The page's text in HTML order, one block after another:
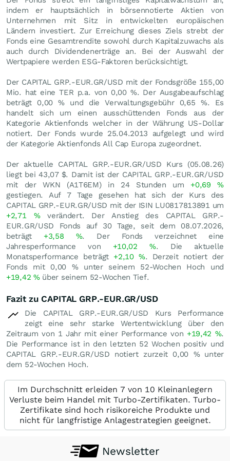
indem er hauptsächlich in börsennotierte Aktien von
Unternehmen mit Sitz in entwickelten europäischen
Ländern investiert. Zur Erreichung dieses Ziels strebt der
Fonds eine Gesamtrendite sowohl durch Kapitalzuwachs als
auch durch Dividendenerträge an. Bei der Auswahl der
Wertpapiere werden ESG-Faktoren berücksichtigt.
Der CAPITAL GRP.-EUR.GR/USD mit der Fondsgröße 155,00
Mio. hat eine TER p.a. von 0,00 %. Der Ausgabeaufschlag
beträgt 0,00 % und die Verwaltungsgebühr 0,65 %. Es
handelt sich um einen ausschüttenden Fonds aus der
Kategorie Aktienfonds welcher in der Währung US-Dollar
notiert. Der Fonds wurde 25.04.2013 aufgelegt und wird
der Kategorie Aktienfonds All Cap Europa zugeordnet.
Der aktuelle CAPITAL GRP.-EUR.GR/USD Kurs (05.08.26)
liegt bei 43,07 $. Damit ist der CAPITAL GRP.-EUR.GR/USD
mit der WKN (A1T6EM) in 24 Stunden um +0,69%
gestiegen. Auf 7 Tage gesehen hat sich der Kurs des
CAPITAL GRP.-EUR.GR/USD mit der ISIN LU0817813891 um
+2,71 %verändert. Der Anstieg des CAPITAL GRP.-
EUR.GR/USD Fonds auf 30 Tage, seit dem 08.07.2026,
beträgt +3,58 %. Der Fonds verzeichnet eine
Jahresperformance von +10,02%. Die aktuelle
Monatsperformance beträgt +2,10 %. Derzeit notiert der
Fonds mit 0,00 %unter seinem 52-Wochen Hoch und
+19,42 %über seinem 52-Wochen Tief.
Fazit zu CAPITAL GRP.-EUR.GR/USD
Die CAPITAL GRP.-EUR.GR/USD Kurs Performance
zeigt eine sehr starke Wertentwicklung über den
Zeitraum von 1 Jahr mit einer Performance von +19,42 %.
Die Performance ist in den letzten 52 Wochen positiv und
CAPITAL GRP.-EUR.GR/USD notiert zurzeit 0,00 %unter
dem 52-Wochen Hoch.
Im Durchschnitt erleiden 7 von 10 Kleinanlegern
Verluste beim Handel mit Turbo-Zertifikaten. Turbo-
Zertifikate sind hoch risikoreiche Produkte und
nicht für langfristige Anlagestrategien geeignet.
Newsletter